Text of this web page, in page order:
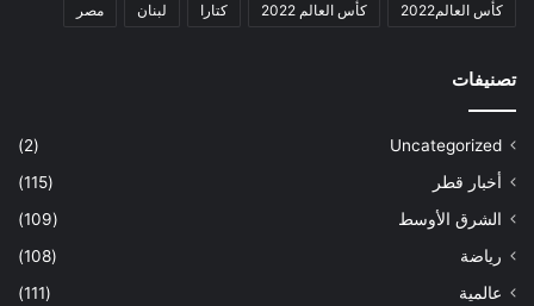
كأس العالم2022 كأس العالم 2022 كتارا لبنان مصر
تصنيفات
Uncategorized
(2)
أخبار قطر
(115)
الشرق الأوسط
(109)
رياضة
(108)
عالمية
(111)